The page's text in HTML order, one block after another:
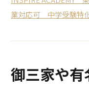
業対応可 中学受験特
御三家や